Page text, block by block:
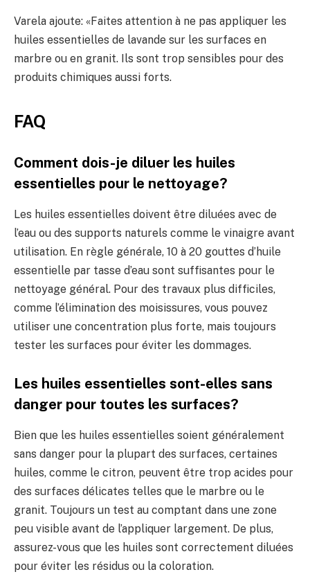
Varela ajoute: «Faites attention à ne pas appliquer les
huiles essentielles de lavande sur les surfaces en
marbre ou en granit. Ils sont trop sensibles pour des
produits chimiques aussi forts.
FAQ
Comment dois-je diluer les huiles
essentielles pour le nettoyage?
Les huiles essentielles doivent être diluées avec de
l’eau ou des supports naturels comme le vinaigre avant
utilisation. En règle générale, 10 à 20 gouttes d’huile
essentielle par tasse d’eau sont suffisantes pour le
nettoyage général. Pour des travaux plus difficiles,
comme l’élimination des moisissures, vous pouvez
utiliser une concentration plus forte, mais toujours
tester les surfaces pour éviter les dommages.
Les huiles essentielles sont-elles sans
danger pour toutes les surfaces?
Bien que les huiles essentielles soient généralement
sans danger pour la plupart des surfaces, certaines
huiles, comme le citron, peuvent être trop acides pour
des surfaces délicates telles que le marbre ou le
granit. Toujours un test au comptant dans une zone
peu visible avant de l’appliquer largement. De plus,
assurez-vous que les huiles sont correctement diluées
pour éviter les résidus ou la coloration.